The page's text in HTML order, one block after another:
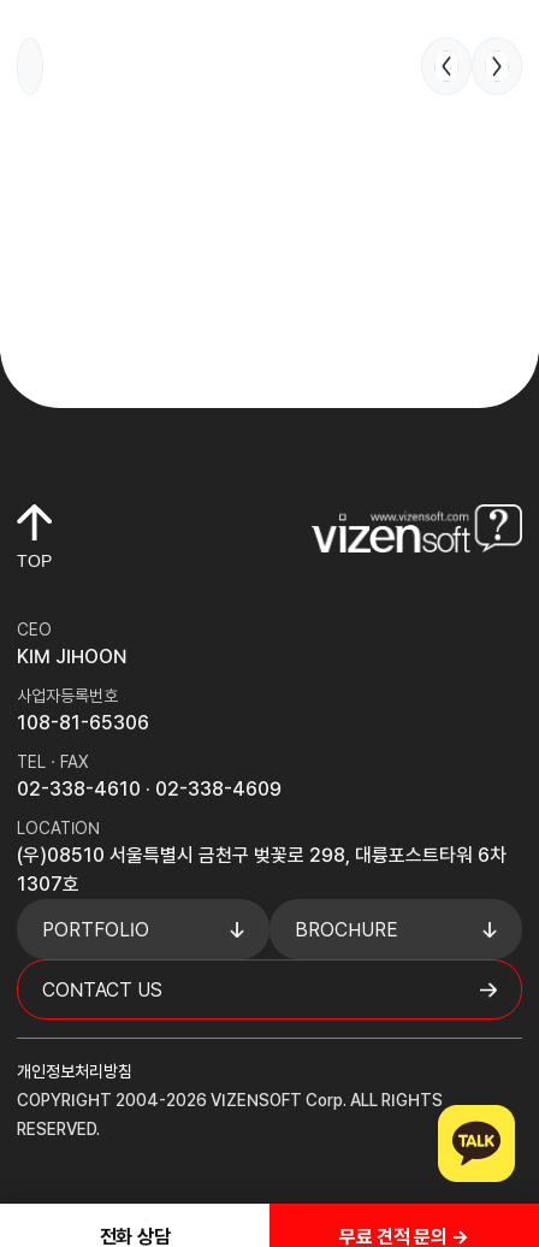
TOP
CEO
KIM JIHOON
사업자등록번호
108-81-65306
TEL · FAX
02-338-4610 · 02-338-4609
LOCATION
(우)08510 서울특별시 금천구 벚꽃로 298, 대륭포스트타워 6차
1307호
PORTFOLIO
BROCHURE
CONTACT US
개인정보처리방침
COPYRIGHT 2004-2026 VIZENSOFT Corp. ALL RIGHTS
RESERVED.
전화 상담 무료 견적 문의 →